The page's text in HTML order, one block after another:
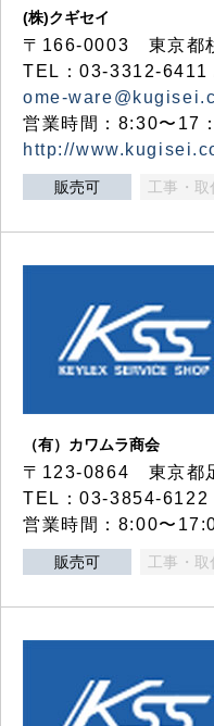
(株)クギセイ
〒166-0003 東京都
TEL：03-3312-
ome-
営業時間：8:30〜17
http://
販売可 工事・取
（有）カワムラ商会
〒123-0864 東京都
TEL：03-3854-
営業時間：8:00〜
販売可 工事・取